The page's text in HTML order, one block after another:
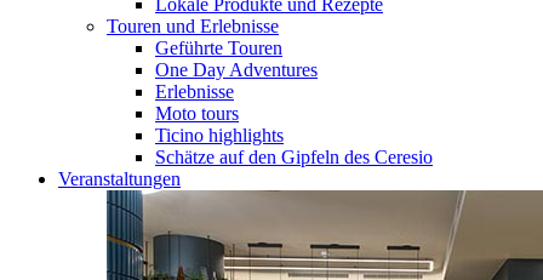
Lokale Produkte und Rezepte
Touren und Erlebnisse
Geführte Touren
One Day Adventures
Erlebnisse
Moto tours
Ticino highlights
Schätze auf den Gipfeln des Ceresio
Veranstaltungen